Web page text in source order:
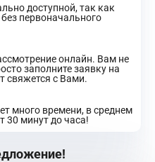
доступной, так как
первоначального
онлайн. Вам не
заполните заявку на
свяжется с Вами.
много времени, в среднем
30 минут до часа!